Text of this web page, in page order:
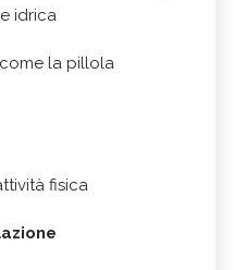
idrica
la pillola
fisica